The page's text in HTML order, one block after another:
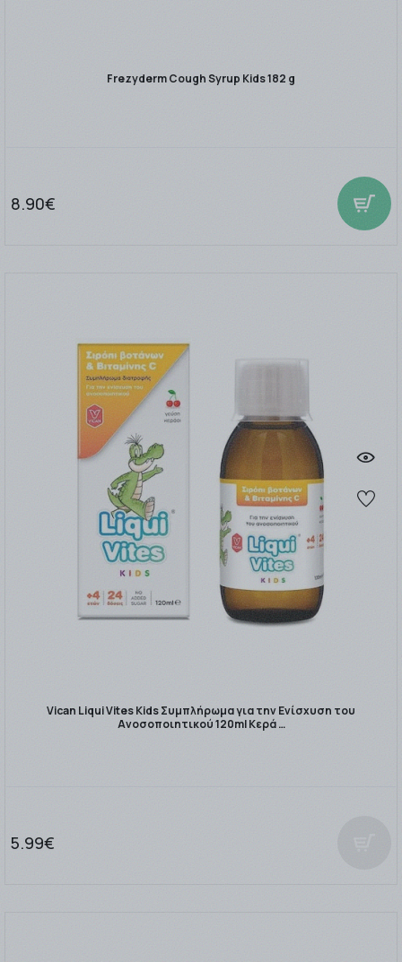
Frezyderm Cough Syrup Kids 182 g
8.90€
Vican Liqui Vites Kids Συμπλήρωμα για την Ενίσχυση του
Ανοσοποιητικού 120ml Κερά …
5.99€